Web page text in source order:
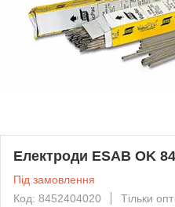
Електроди ESAB OK
Під замовлення
Код: 8452404020
Тільки опт